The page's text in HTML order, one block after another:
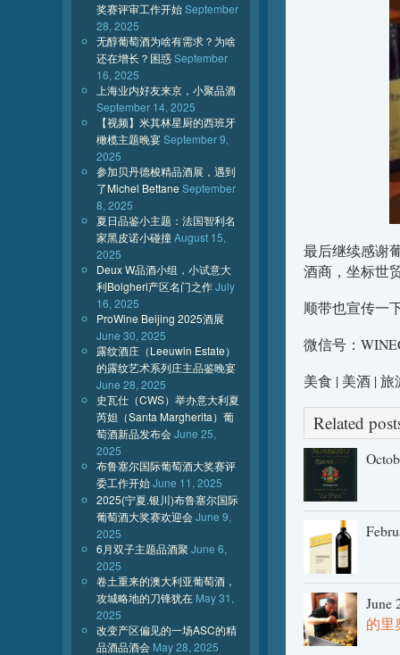
最后继续感谢
酒商，坐标世
顺带也宣传一
微信号：
美食 | 美酒 |
Related
June
的里
奖赛评审工作开始September
28, 2025
无醇葡萄酒为啥有需求？为啥
还在增长？困惑September
16, 2025
上海业内好友来京，小聚品酒
September 14, 2025
【视频】米其林星厨的西班牙
橄榄主题晚宴September 9,
2025
参加贝丹德梭精品酒展，遇到
了Michel Bettane September
8, 2025
夏日品鉴小主题：法国智利名
家黑皮诺小碰撞August 15,
2025
Deux W品酒小组，小试意大
利Bolgheri产区名门之作July
16, 2025
ProWine Beijing 2025酒展
June 30, 2025
露纹酒庄（Leeuwin Estate）
的露纹艺术系列庄主品鉴晚宴
June 28, 2025
史瓦仕（CWS）举办意大利夏
芮妲（Santa Margherita）葡
萄酒新品发布会June 25,
2025
布鲁塞尔国际葡萄酒大奖赛评
委工作开始June 11, 2025
2025(宁夏.银川)布鲁塞尔国际
葡萄酒大奖赛欢迎会June 9,
2025
6月双子主题品酒聚 June 6,
2025
卷土重来的澳大利亚葡萄酒，
攻城略地的刀锋犹在 May 31,
2025
改变产区偏见的一场ASC的精
品酒品酒会 May 28, 2025